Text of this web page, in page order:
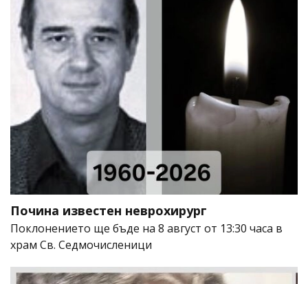
Почина известен неврохирург
Поклонението ще бъде на 8 август от 13:30 часа в
храм Св. Седмочисленици